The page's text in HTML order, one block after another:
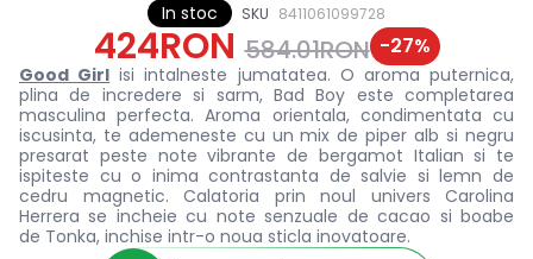
In stoc SKU 8411061099728
424RON 584.01RON -27%
Good Girl isi intalneste jumatatea. O aroma puternica,
plina de incredere si sarm, Bad Boy este completarea
masculina perfecta. Aroma orientala, condimentata cu
iscusinta, te ademeneste cu un mix de piper alb si negru
presarat peste note vibrante de bergamot Italian si te
ispiteste cu o inima contrastanta de salvie si lemn de
cedru magnetic. Calatoria prin noul univers Carolina
Herrera se incheie cu note senzuale de cacao si boabe
de Tonka, inchise intr-o noua sticla inovatoare.